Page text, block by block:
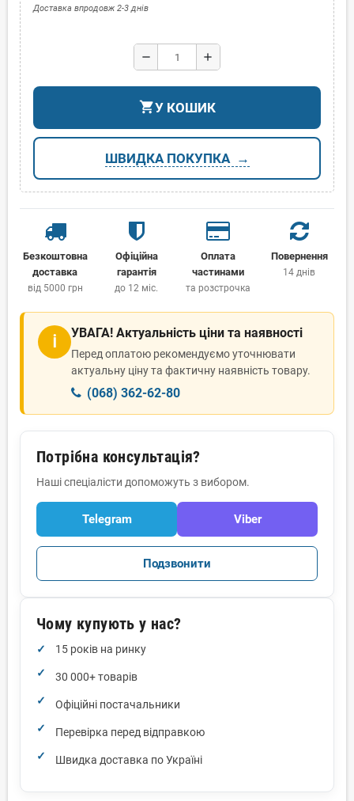
Доставка впродовж 2-3 днів
remove add
shopping_cartУ КОШИК
ШВИДКА ПОКУПКА
Безкоштовна
доставка
від 5000 грн
Офіційна
гарантія
до 12 міс.
Оплата
частинами
та розстрочка
Повернення
14 днів
ℹ УВАГА! Актуальність ціни та наявності
Перед оплатою рекомендуємо уточнювати
актуальну ціну та фактичну наявність товару.
(068) 362-62-80
Потрібна консультація?
Наші спеціалісти допоможуть з вибором.
Telegram Viber
Подзвонити
Чому купують у нас?
15 років на ринку
30 000+ товарів
Офіційні постачальники
Перевірка перед відправкою
Швидка доставка по Україні